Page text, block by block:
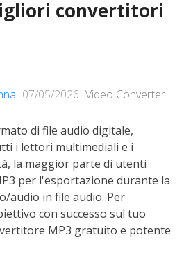
convertitori
07/05/2026 Video Converter
di file audio digitale,
i lettori multimediali e i
la maggior parte di utenti
per l'esportazione durante la
audio in file audio. Per
con successo sul tuo
MP3 gratuito e potente